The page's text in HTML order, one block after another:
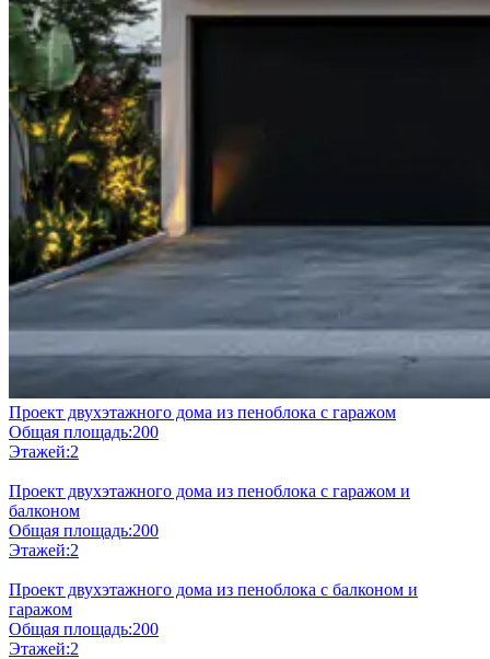
Проект двухэтажного дома из пеноблока с гаражом
Общая площадь:200
Этажей:2
Проект двухэтажного дома из пеноблока с гаражом и
балконом
Общая площадь:200
Этажей:2
Проект двухэтажного дома из пеноблока с балконом и
гаражом
Общая площадь:200
Этажей:2